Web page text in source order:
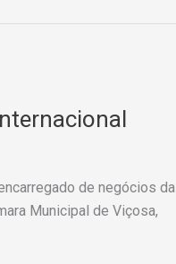
de negócios da
Municipal de Viçosa,